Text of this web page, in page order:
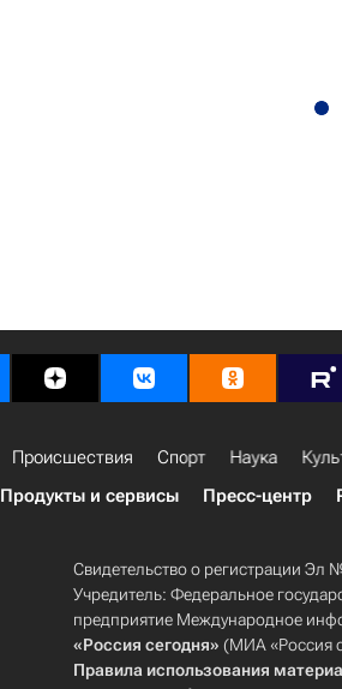
Происшествия Спорт Наука
Продукты и сервисы Пресс-центр
Свидетельство о регистрации
Учредитель: Федеральное
предприятие Международное
«Россия сегодня» (МИА «Россия
Правила использования